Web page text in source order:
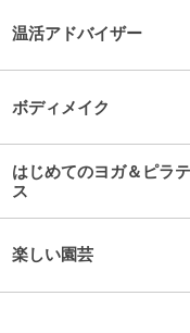
温活アドバイザー
ボディメイク
はじめてのヨガ＆ピラ
ス
楽しい園芸